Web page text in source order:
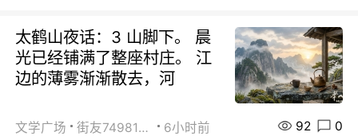
太鹤山夜话：3 山脚下。 晨
光已经铺满了整座村庄。 江
边的薄雾渐渐散去，河
文学广场 街友74981146 6小时前 92 0